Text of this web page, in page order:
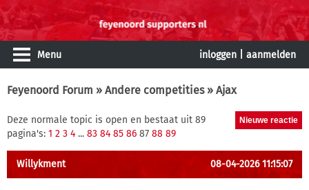
Menu inloggen aanmelden
Feyenoord Forum » Andere competities» Ajax
Deze normale topic is open en bestaat uit 89
pagina's: 1 2 3 4 ... 83 84 85 86 87 88 89
Willykment 08-04-2026 11:15:07